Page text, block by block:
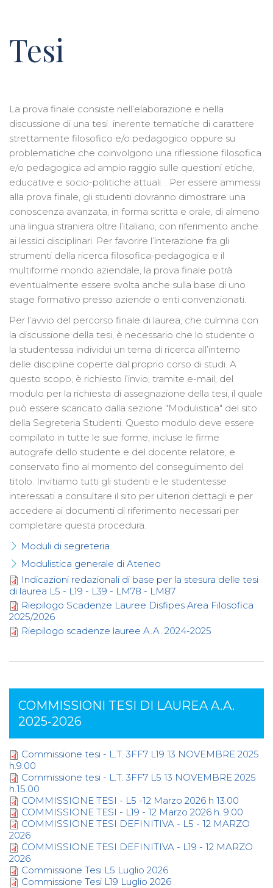
Tesi
La prova finale consiste nell’elaborazione e nella
discussione di una tesi inerente tematiche di carattere
strettamente filosofico e/o pedagogico oppure su
problematiche che coinvolgono una riflessione filosofica
e/o pedagogica ad ampio raggio sulle questioni etiche,
educative e socio-politiche attuali. . Per essere ammessi
alla prova finale, gli studenti dovranno dimostrare una
conoscenza avanzata, in forma scritta e orale, di almeno
una lingua straniera oltre l’italiano, con riferimento anche
ai lessici disciplinari. Per favorire l’interazione fra gli
strumenti della ricerca filosofica-pedagogica e il
multiforme mondo aziendale, la prova finale potrà
eventualmente essere svolta anche sulla base di uno
stage formativo presso aziende o enti convenzionati.
Per l’avvio del percorso finale di laurea, che culmina con
la discussione della tesi, è necessario che lo studente o
la studentessa individui un tema di ricerca all’interno
delle discipline coperte dal proprio corso di studi. A
questo scopo, è richiesto l’invio, tramite e-mail, del
modulo per la richiesta di assegnazione della tesi, il quale
può essere scaricato dalla sezione "Modulistica" del sito
della Segreteria Studenti. Questo modulo deve essere
compilato in tutte le sue forme, incluse le firme
autografe dello studente e del docente relatore, e
conservato fino al momento del conseguimento del
titolo. Invitiamo tutti gli studenti e le studentesse
interessati a consultare il sito per ulteriori dettagli e per
accedere ai documenti di riferimento necessari per
completare questa procedura.
Moduli di segreteria
Modulistica generale di Ateneo
Indicazioni redazionali di base per la stesura delle tesi
di laurea L5 - L19 - L39 - LM78 - LM87
Riepilogo Scadenze Lauree Disfipes Area Filosofica
2025/2026
Riepilogo scadenze lauree A.A. 2024-2025
COMMISSIONI TESI DI LAUREA A.A.
2025-2026
Commissione tesi - L.T. 3FF7 L19 13 NOVEMBRE 2025
h.9.00
Commissione tesi - L.T. 3FF7 L5 13 NOVEMBRE 2025
h.15.00
COMMISSIONE TESI - L5 -12 Marzo 2026 h 13.00
COMMISSIONE TESI - L19 - 12 Marzo 2026 h. 9.00
COMMISSIONE TESI DEFINITIVA - L5 - 12 MARZO
2026
COMMISSIONE TESI DEFINITIVA - L19 - 12 MARZO
2026
Commissione Tesi L5 Luglio 2026
Commissione Tesi L19 Luglio 2026